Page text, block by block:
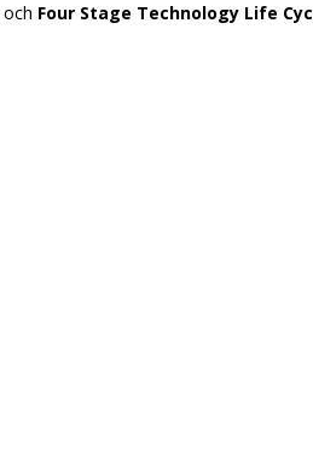
och Four Stage Technology Life